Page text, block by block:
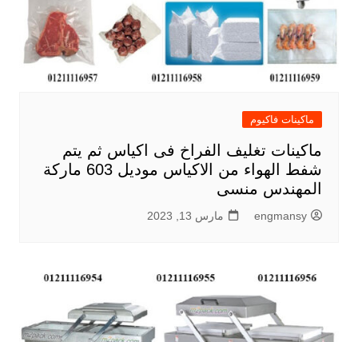
ماكينات فاكيوم
ماكينات تغليف الفراخ فى اكياس ثم يتم
شفط الهواء من الاكياس موديل 603 ماركة
المهندس منسى
engmansy مارس 13, 2023